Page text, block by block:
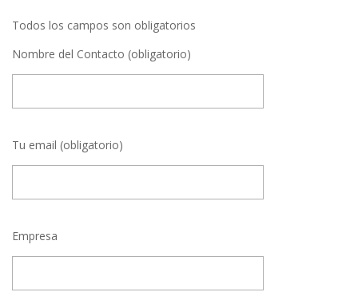
Todos los campos son obligatorios
Nombre del Contacto (obligatorio)
Tu email (obligatorio)
Empresa